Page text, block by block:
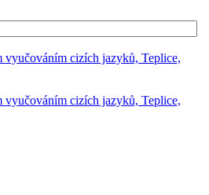
vyučováním cizích jazyků, Teplice,
vyučováním cizích jazyků, Teplice,